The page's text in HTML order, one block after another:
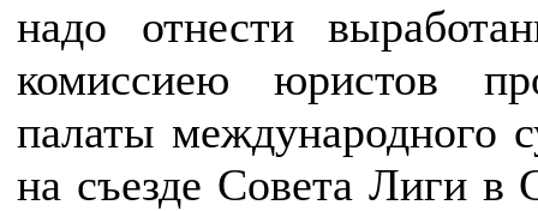
надо отнести
комиссиею юристов
палаты международного
на съезде Совета Лиги в